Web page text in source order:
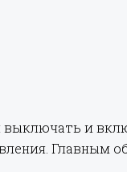
и
Главным